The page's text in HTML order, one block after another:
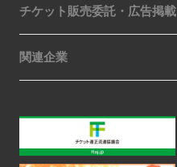
チケット販売委託・広告掲載
関連企業